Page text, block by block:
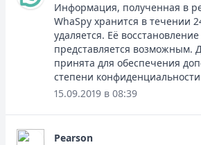
Информация, полученная в
WhaSpy хранится в течении
удаляется. Её
представляется возможным.
принята для обеспечения
степени
15.09.2019 в 08:39
Pearson